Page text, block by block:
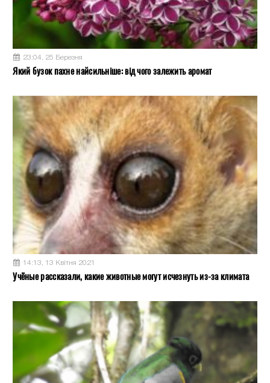
23:04, 25 Березня
Який бузок пахне найсильніше: від чого залежить аромат
14:13, 13 Квітня 2021
Учёные рассказали, какие животные могут исчезнуть из-за климата